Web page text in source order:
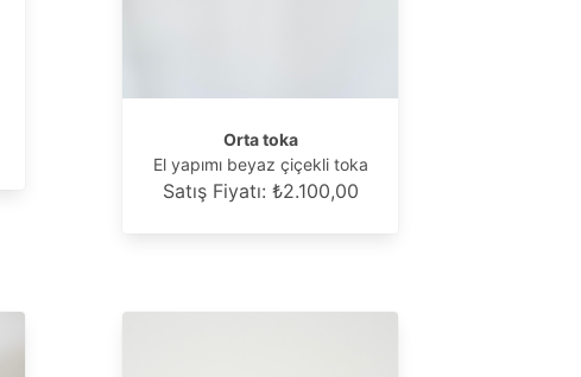
Orta toka
El yapımı beyaz çiçekli toka
Satış Fiyatı: ₺2.100,00